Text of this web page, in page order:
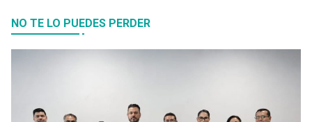
NO TE LO PUEDES PERDER